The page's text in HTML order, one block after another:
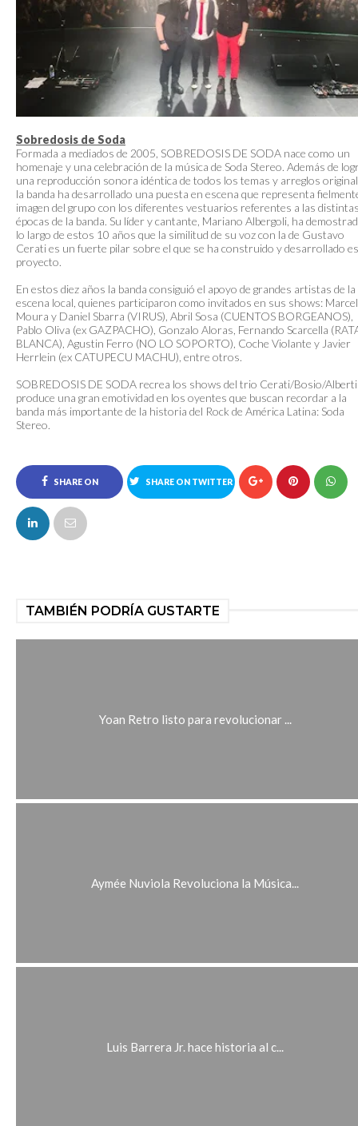
Sobredosis de Soda
Formada a mediados de 2005, SOBREDOSIS DE SODA nace como un
homenaje y una celebración de la música de Soda Stereo. Además de
una reproducción sonora idéntica de todos los temas y arreglos
la banda ha desarrollado una puesta en escena que representa
imagen del grupo con los diferentes vestuarios referentes a las
épocas de la banda. Su líder y cantante, Mariano Albergoli, ha
lo largo de estos 10 años que la similitud de su voz con la de Gustavo
Cerati es un fuerte pilar sobre el que se ha construido y desarrollado
proyecto.
En estos diez años la banda consiguió el apoyo de grandes artistas de la
escena local, quienes participaron como invitados en sus shows:
Moura y Daniel Sbarra (VIRUS), Abril Sosa (CUENTOS BORGEANOS),
Pablo Oliva (ex GAZPACHO), Gonzalo Aloras, Fernando Scarcella
BLANCA), Agustin Ferro (NO LO SOPORTO), Coche Violante y Javier
Herrlein (ex CATUPECU MACHU), entre otros.
SOBREDOSIS DE SODA recrea los shows del trio Cerati/Bosio/
produce una gran emotividad en los oyentes que buscan recordar a la
banda más importante de la historia del Rock de América Latina: Soda
Stereo.
SHARE ON
FACEBOOK
SHARE ON TWITTER
TAMBIÉN PODRÍA GUSTARTE
Yoan Retro listo para revolucionar ...
Aymée Nuviola Revoluciona la Música...
Luis Barrera Jr. hace historia al c...